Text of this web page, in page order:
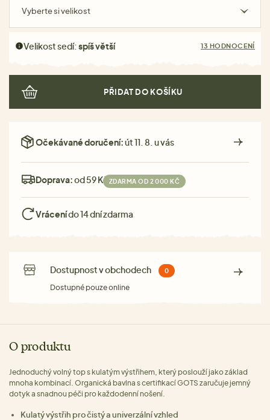
Vyberte si velikost
Velikost sedí:spíš větší 13 HODNOCENÍ
PŘIDAT DO KOŠÍKU
Očekávané doručení:út 11. 8. u vás
Doprava:od 59 Kč ZDARMA OD 2 000 KČ
Vrácenído 14 dní zdarma
Dostupnost v obchodech 0
Dostupné pouze online
O produktu
Jednoduchý volný top s kulatým výstřihem, který poslouží jako základ
mnoha kombinací. Organická bavlna s certifikací GOTS zaručuje jemný
dotyk a snadnou péči pro každodenní nošení.
Kulatý výstřih pro čistý a univerzální vzhled